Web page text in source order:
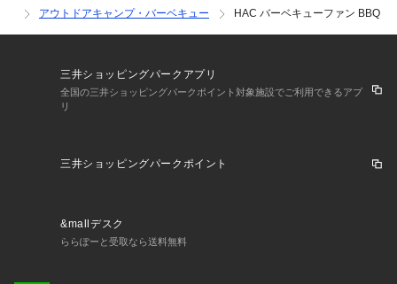
アウトドアキャンプ・バーベキュー
HAC バーベキューファン BBQ
三井ショッピングパークアプリ
全国の三井ショッピングパークポイント対象施設でご利用できるアプ
リ
三井ショッピングパークポイント
&mallデスク
ららぽーと受取なら送料無料